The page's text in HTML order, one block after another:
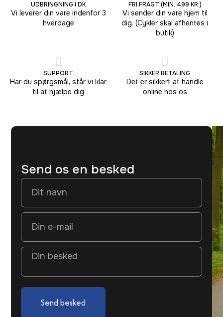
UDBRINGNING I DK
Vi leverer din vare indenfor 3
hverdage
FRI FRAGT (MIN. 499 KR.)
Vi sender din vare hjem til
dig. (Cykler skal afhentes i
butik)
SUPPORT
Har du spørgsmål, står vi klar
til at hjælpe dig
SIKKER BETALING
Det er sikkert at handle
online hos os
Send os en besked
Send besked